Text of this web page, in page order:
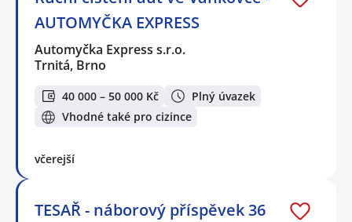
AUTOMYČKA EXPRESS
Automyčka Express s.r.o.
Trnitá, Brno
40 000 – 50 000 Kč
Plný úvazek
Vhodné také pro cizince
včerejší
TESAŘ - náborový příspěvek 36